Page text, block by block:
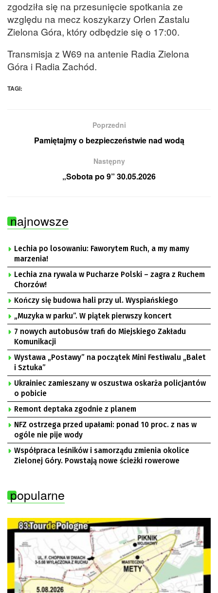
zgodziła się na przesunięcie spotkania ze
względu na mecz koszykarzy Orlen Zastalu
Zielona Góra, który odbędzie się o 17:00.
Transmisja z W69 na antenie Radia Zielona
Góra i Radia Zachód.
TAGI:
Poprzedni
Pamiętajmy o bezpieczeństwie nad wodą
Następny
„Sobota po 9” 30.05.2026
najnowsze
Lechia po losowaniu: Faworytem Ruch, a my mamy
marzenia!
Lechia zna rywala w Pucharze Polski – zagra z Ruchem
Chorzów!
Kończy się budowa hali przy ul. Wyspiańskiego
„Muzyka w parku”. W piątek pierwszy koncert
7 nowych autobusów trafi do Miejskiego Zakładu
Komunikacji
Wystawa „Postawy” na początek Mini Festiwalu „Balet
i Sztuka”
Ukrainiec zamieszany w oszustwa oskarża policjantów
o pobicie
Remont deptaka zgodnie z planem
NFZ ostrzega przed upałami: ponad 10 proc. z nas w
ogóle nie pije wody
Współpraca leśników i samorządu zmienia okolice
Zielonej Góry. Powstają nowe ścieżki rowerowe
popularne